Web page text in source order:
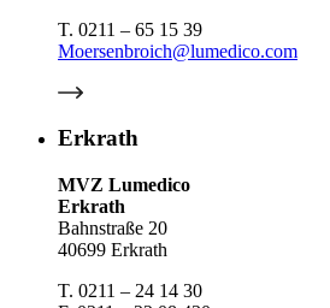
T. 0211 – 65 15 39
Moersenbroich@lumedico.com
Erkrath
MVZ Lumedico
Erkrath
Bahnstraße 20
40699 Erkrath
T. 0211 – 24 14 30